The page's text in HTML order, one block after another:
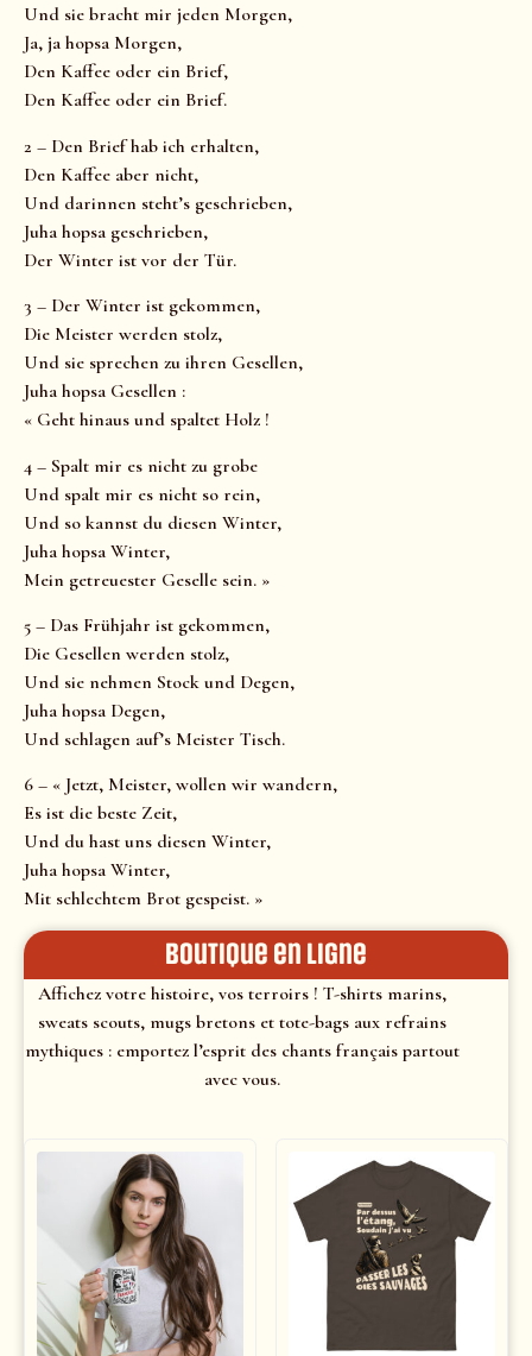
Und sie bracht mir jeden Morgen,
Ja, ja hopsa Morgen,
Den Kaffee oder ein Brief,
Den Kaffee oder ein Brief.
2 – Den Brief hab ich erhalten,
Den Kaffee aber nicht,
Und darinnen steht’s geschrieben,
Juha hopsa geschrieben,
Der Winter ist vor der Tür.
3 – Der Winter ist gekommen,
Die Meister werden stolz,
Und sie sprechen zu ihren Gesellen,
Juha hopsa Gesellen :
« Geht hinaus und spaltet Holz !
4 – Spalt mir es nicht zu grobe
Und spalt mir es nicht so rein,
Und so kannst du diesen Winter,
Juha hopsa Winter,
Mein getreuester Geselle sein. »
5 – Das Frühjahr ist gekommen,
Die Gesellen werden stolz,
Und sie nehmen Stock und Degen,
Juha hopsa Degen,
Und schlagen auf’s Meister Tisch.
6 – « Jetzt, Meister, wollen wir wandern,
Es ist die beste Zeit,
Und du hast uns diesen Winter,
Juha hopsa Winter,
Mit schlechtem Brot gespeist. »
Boutique en ligne
Affichez votre histoire, vos terroirs ! T-shirts marins,
sweats scouts, mugs bretons et tote-bags aux refrains
mythiques : emportez l’esprit des chants français partout
avec vous.